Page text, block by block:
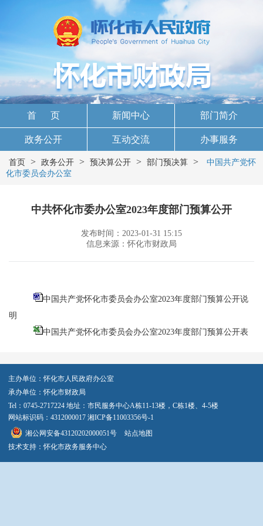
首 页 新闻中心 部门简介
政务公开 互动交流 办事服务
首页 > 政务公开 > 预决算公开 > 部门预决算 >
中国共产党怀
化市委员会办公室
中共怀化市委办公室2023年度部门预算公开
发布时间：2023-01-31 15:15
信息来源：怀化市财政局
中国共产党怀化市委员会办公室2023年度部门预算公开说
明
中国共产党怀化市委员会办公室2023年度部门预算公开表
主办单位：怀化市人民政府办公室
承办单位：怀化市财政局
Tel：0745-2717224 地址：市民服务中心A栋11-13楼，C栋1楼、4-5楼
网站标识码：4312000017 湘ICP备11003356号-1
湘公网安备43120202000051号
站点地图
技术支持：怀化市政务服务中心